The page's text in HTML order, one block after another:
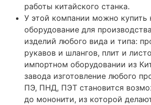
работы китайского станка.
У этой компании можно купить
оборудование для
изделий любого вида и типа:
рукавов и шлангов, плит и
импортном оборудовании из
завода изготовление любого
ПЭ, ПНД, ПЭТ становится
до мононити, из которой